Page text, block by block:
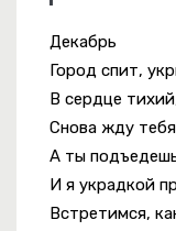
Декабрь
Город спит,
В сердце
Снова жду
А ты
И я украдкой
Встретимся,